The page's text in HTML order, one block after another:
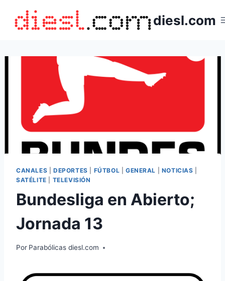
contenido
diesl.com
CANALES DEPORTES FÚTBOL GENERAL NOTICIAS
SATÉLITE
TELEVISIÓN
Bundesliga en Abierto;
Jornada 13
Por Parabólicas diesl.com